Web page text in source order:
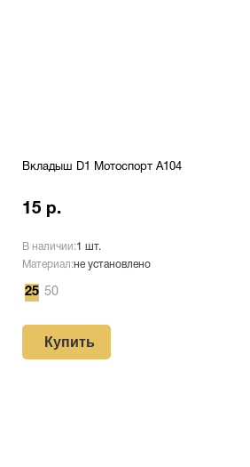
Вкладыш D1 Мотоспорт A104
15 р.
В наличии:1 шт.
Материал:не установлено
25 50
Купить